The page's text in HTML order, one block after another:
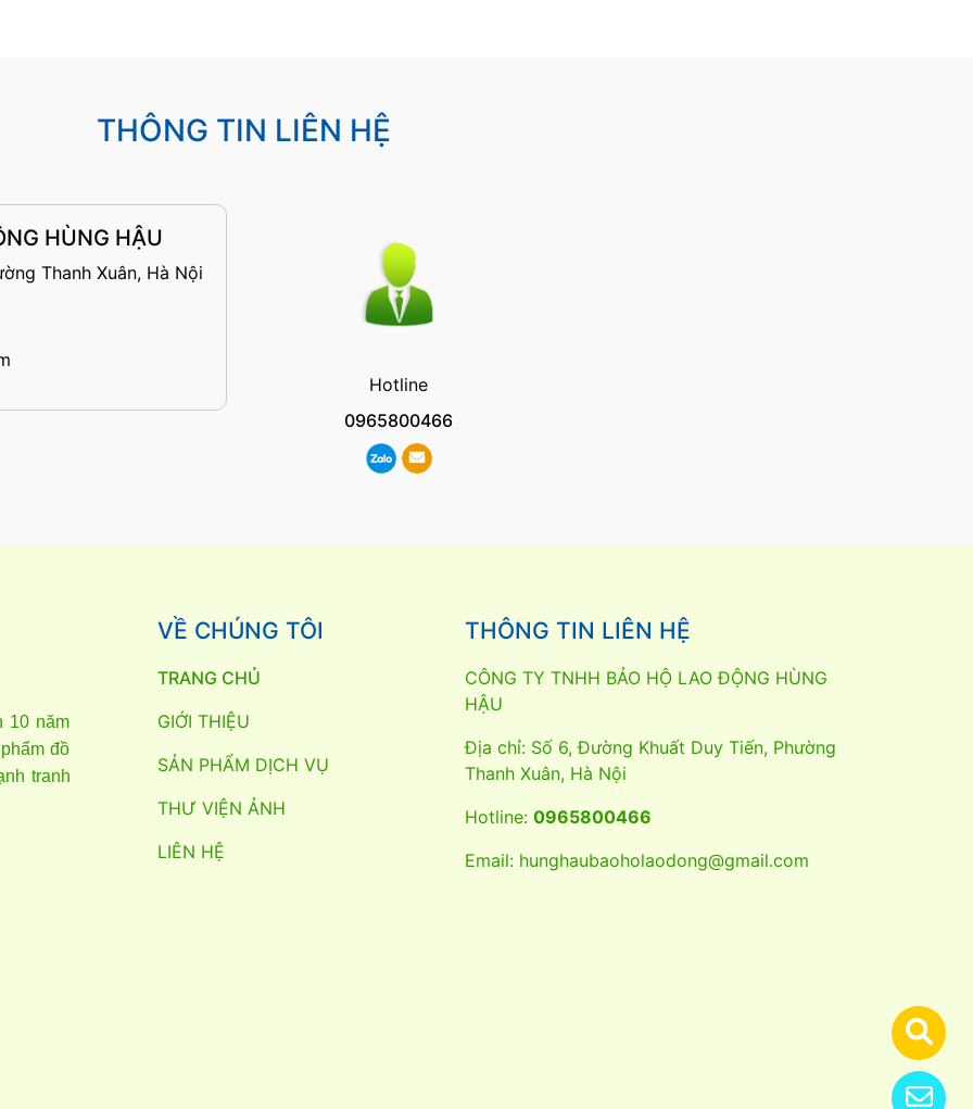
THÔNG TIN LIÊN HỆ
HÙNG HẬU
Thanh Xuân, Hà Nội
Hotline
0965800466
10 năm
đồ
tranh
VỀ CHÚNG TÔI
TRANG CHỦ
GIỚI THIỆU
SẢN PHẨM DỊCH VỤ
THƯ VIỆN ẢNH
LIÊN HỆ
THÔNG TIN LIÊN HỆ
CÔNG TY TNHH BẢO HỘ LAO ĐỘNG HÙNG
HẬU
Địa chỉ: Số 6, Đường Khuất Duy Tiến, Phường
Thanh Xuân, Hà Nội
Hotline: 0965800466
Email: hunghaubaoholaodong@gmail.com